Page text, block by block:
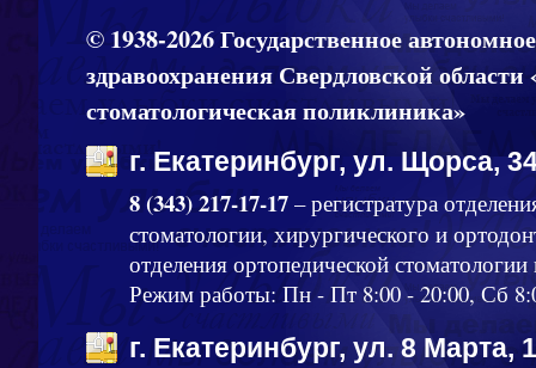
© 1938-2026 Государственное
здравоохранения Свердловской
стоматологическая поликлиника»
г. Екатеринбург, ул. Щорса,
8 (343) 217-17-17 – регистратура
стоматологии, хирургического и
отделения ортопедической
Режим работы: Пн - Пт 8:00 - 20:00, Сб
г. Екатеринбург, ул. 8 Марта,